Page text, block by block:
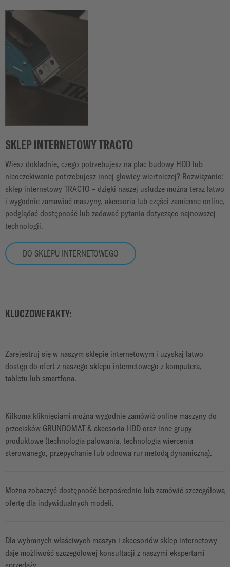
SKLEP INTERNETOWY TRACTO
Wiesz dokładnie, czego potrzebujesz na plac budowy HDD lub
nieoczekiwanie potrzebujesz innej głowicy wiertniczej? Rozwiązanie:
sklep internetowy TRACTO – dzięki naszej usłudze można teraz łatwo
i wygodnie zamawiać maszyny, akcesoria lub części zamienne online,
podglądać dostępność lub zadawać pytania dotyczące najnowszej
technologii.
DO SKLEPU INTERNETOWEGO
KLUCZOWE FAKTY:
Zarejestruj się w naszym sklepie internetowym i uzyskaj łatwo
dostęp do ofert z naszego sklepu internetowego z komputera,
tabletu lub smartfona.
Kilkoma kliknięciami można wygodnie zamówić online maszyny do
przecisków GRUNDOMAT & akcesoria HDD oraz inne grupy
produktowe (technologia palowania, technologia wiercenia
sterowanego, przepychanie lub odnowa rur metodą dynamiczną).
Można zobaczyć dostępność bezpośrednio lub zamówić szczegółową
ofertę dla indywidualnych modeli.
Dla wybranych właściwych maszyn i akcesoriów sklep internetowy
daje możliwość szczegółowej konsultacji z naszymi ekspertami
sprzedaży.